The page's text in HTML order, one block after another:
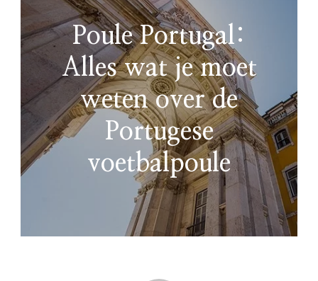
Poule Portugal:
Alles wat je moet
weten over de
Portugese
voetbalpoule